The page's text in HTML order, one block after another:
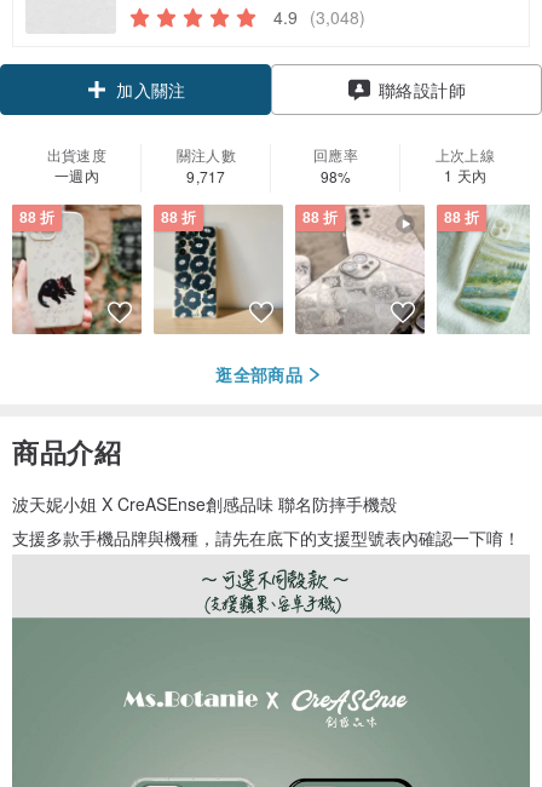
4.9 (3,048)
加入關注 聯絡設計師
出貨速度
一週內
關注人數
9,717
回應率
98%
上次上線
1 天內
88 折 88 折 88 折 88 折
逛全部商品
商品介紹
波天妮小姐 X CreASEnse創感品味 聯名防摔手機殼
支援多款手機品牌與機種，請先在底下的支援型號表內確認一下唷！